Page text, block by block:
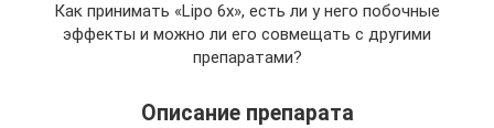
Как принимать «Lipo 6x», есть ли у него побочные
эффекты и можно ли его совмещать с другими
препаратами?
Описание препарата